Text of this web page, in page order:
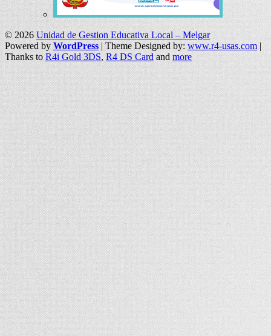
© 2026Unidad de Gestion Educativa Local – Melgar
Powered by WordPress| Theme Designed by:www.r4-usas.com|
Thanks toR4i Gold 3DS,R4 DS Cardand more